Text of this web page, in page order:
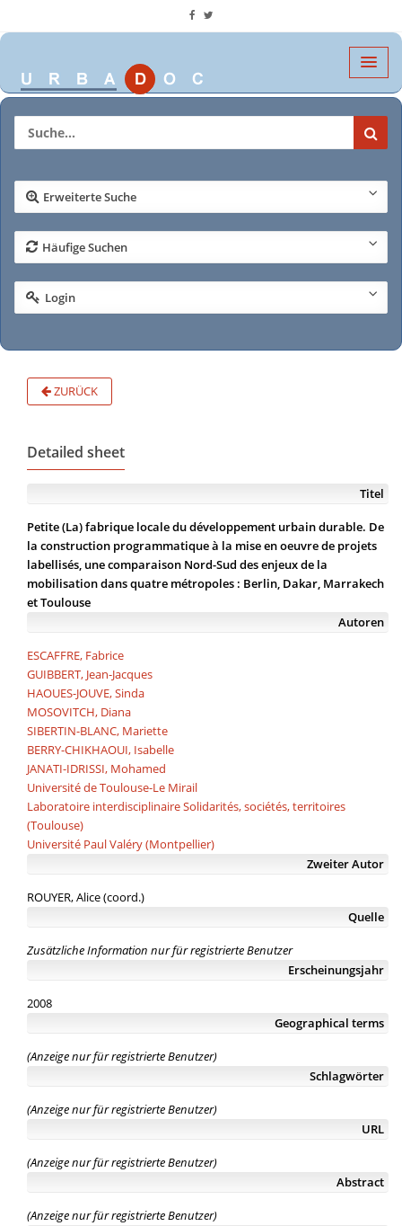
Erweiterte Suche
Häufige Suchen
Login
ZURÜCK
Detailed sheet
Titel
Petite (La) fabrique locale du développement urbain durable. De
la construction programmatique à la mise en oeuvre de projets
labellisés, une comparaison Nord-Sud des enjeux de la
mobilisation dans quatre métropoles : Berlin, Dakar, Marrakech
et Toulouse
Autoren
ESCAFFRE, Fabrice
GUIBBERT, Jean-Jacques
HAOUES-JOUVE, Sinda
MOSOVITCH, Diana
SIBERTIN-BLANC, Mariette
BERRY-CHIKHAOUI, Isabelle
JANATI-IDRISSI, Mohamed
Université de Toulouse-Le Mirail
Laboratoire interdisciplinaire Solidarités, sociétés, territoires
(Toulouse)
Université Paul Valéry (Montpellier)
Zweiter Autor
ROUYER, Alice (coord.)
Quelle
Zusätzliche Information nur für registrierte Benutzer
Erscheinungsjahr
2008
Geographical terms
(Anzeige nur für registrierte Benutzer)
Schlagwörter
(Anzeige nur für registrierte Benutzer)
URL
(Anzeige nur für registrierte Benutzer)
Abstract
(Anzeige nur für registrierte Benutzer)